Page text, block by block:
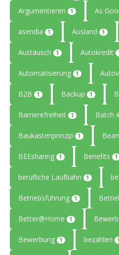
Argumentieren 1 As
asendia 1 Ausland 1
Austausch 1 Autokredit
Automatisierung 1
B2B 1 Backup 1
Barrierefreiheit 1 Batch
Baukastenprinzip 1
BEEsharing 1 Benefits 1
berufliche Laufbahn 1
Betriebsführung 1
Better@Home 1
Bewerbung 1 bezahlen